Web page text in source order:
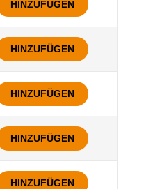
HINZUFÜGEN
HINZUFÜGEN
HINZUFÜGEN
HINZUFÜGEN
HINZUFÜGEN